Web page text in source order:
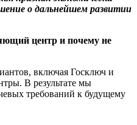
о дальнейшем развитии
центр и почему не
включая Госключ и
В результате мы
требований к будущему